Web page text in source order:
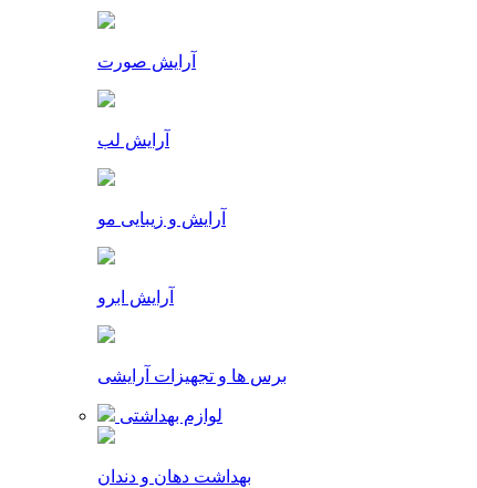
آرایش صورت
آرایش لب
آرایش و زیبایی مو
آرایش ابرو
برس ها و تجهیزات آرایشی
لوازم بهداشتی
بهداشت دهان و دندان